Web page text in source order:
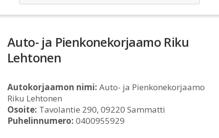
Auto- ja Pienkonekorjaamo Riku
Lehtonen
Autokorjaamon nimi: Auto- ja Pienkonekorjaamo
Riku Lehtonen
Osoite: Tavolantie 290, 09220 Sammatti
Puhelinnumero: 0400955929